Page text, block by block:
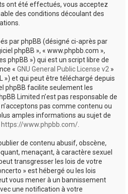
ont été effectués, vous acceptez
des conditions découlant des
par phpBB (désigné ci-après par
phpBB », « www.phpbb.com »,
phpBB ») qui est un script libre de
« GNU General Public License v2 »
») et qui peut être téléchargé depuis
phpBB facilite seulement les
Limited n’est pas responsable de
pas comme contenu ou
amples informations au sujet de
https://www.phpbb.com/.
de contenu abusif, obscène,
menaçant, à caractère sexuel
transgresser les lois de votre
» est hébergé ou les lois
vous mener à un bannissement
une notification à votre